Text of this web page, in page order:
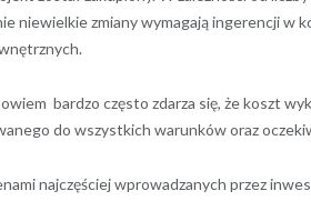
niewielkie zmiany wymagają ingerencji w
bardzo często zdarza się, że koszt
do wszystkich warunków oraz
najczęściej wprowadzanych przez